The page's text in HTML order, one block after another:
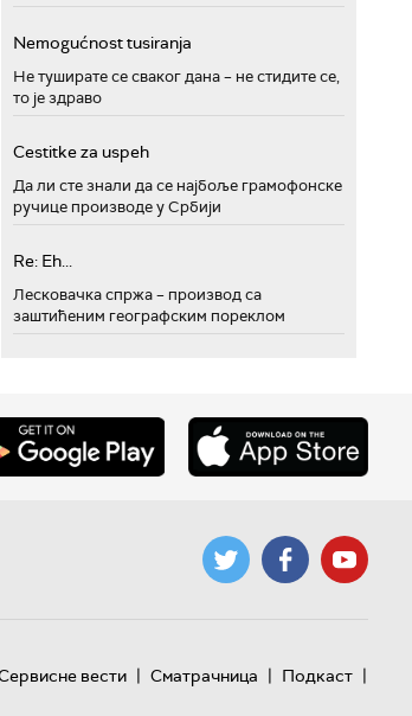
Nemogućnost tusiranja
Не туширате се сваког дана – не стидите се,
то је здраво
Cestitke za uspeh
Да ли сте знали да се најбоље грамофонске
ручице производе у Србији
Re: Eh...
Лесковачка спржа – производ са
заштићеним географским пореклом
вести | Сматрачница | Подкаст |